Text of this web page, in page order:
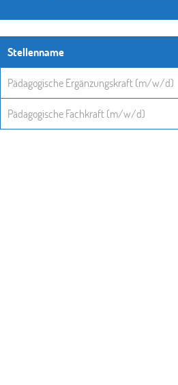
Stellenname
Pädagogische Ergänzungskraft (m/w/d)
Pädagogische Fachkraft (m/w/d)